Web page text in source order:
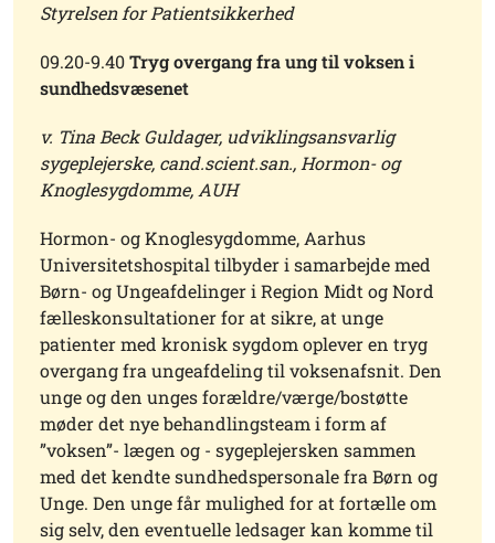
Styrelsen for Patientsikkerhed
09.20-9.40Tryg overgang fra ung til voksen i
sundhedsvæsenet
v. Tina Beck Guldager, udviklingsansvarlig
sygeplejerske, cand.scient.san., Hormon- og
Knoglesygdomme, AUH
Hormon- og Knoglesygdomme, Aarhus
Universitetshospital tilbyder i samarbejde med
Børn- og Ungeafdelinger i Region Midt og Nord
fælleskonsultationer for at sikre, at unge
patienter med kronisk sygdom oplever en tryg
overgang fra ungeafdeling til voksenafsnit. Den
unge og den unges forældre/værge/bostøtte
møder det nye behandlingsteam i form af
”voksen”- lægen og - sygeplejersken sammen
med det kendte sundhedspersonale fra Børn og
Unge. Den unge får mulighed for at fortælle om
sig selv, den eventuelle ledsager kan komme til